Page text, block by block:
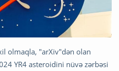
olmaqla, "arXiv"dən olan
YR4 asteroidini nüvə zərbəsi